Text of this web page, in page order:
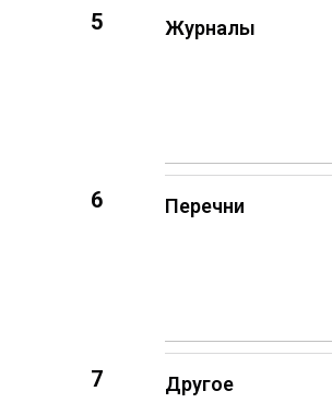
5 Журналы
6 Перечни
7 Другое